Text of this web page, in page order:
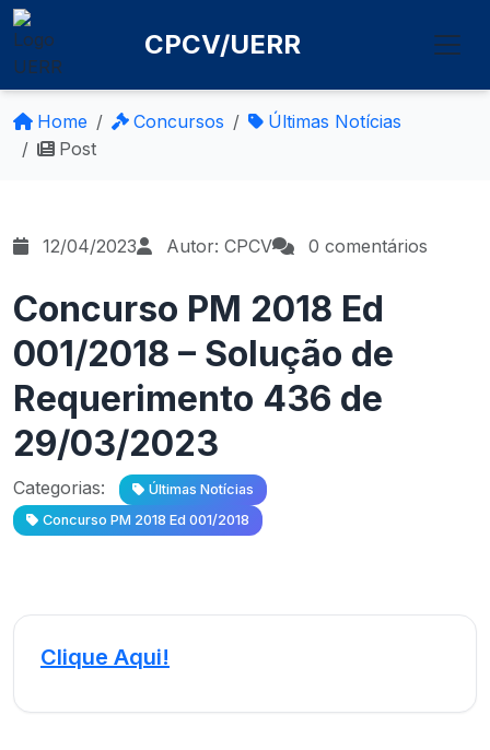
CPCV/UERR
Home Concursos
Últimas Notícias
Post
12/04/2023 Autor: CPCV 0 comentários
Concurso PM 2018 Ed
001/2018 – Solução de
Requerimento 436 de
29/03/2023
Categorias:
Últimas Notícias
Concurso PM 2018 Ed 001/2018
Clique Aqui!